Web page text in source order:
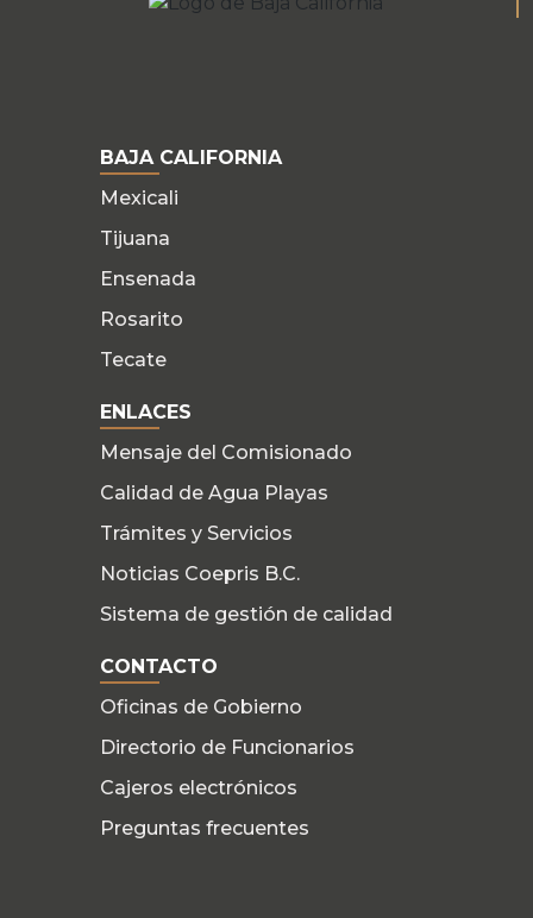
BAJA CALIFORNIA
Mexicali
Tijuana
Ensenada
Rosarito
Tecate
ENLACES
Mensaje del Comisionado
Calidad de Agua Playas
Trámites y Servicios
Noticias Coepris B.C.
Sistema de gestión de calidad
CONTACTO
Oficinas de Gobierno
Directorio de Funcionarios
Cajeros electrónicos
Preguntas frecuentes